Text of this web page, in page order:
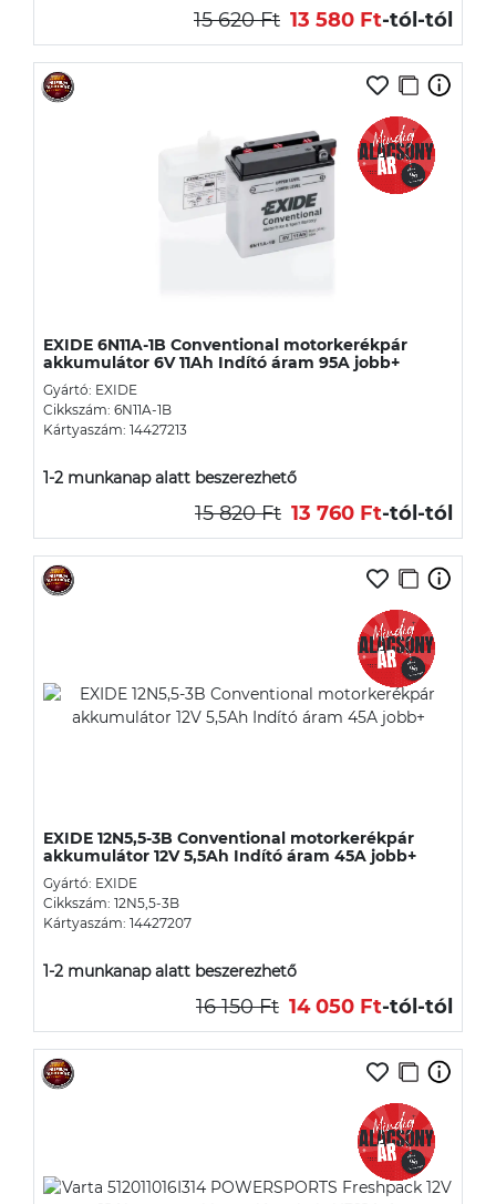
15 620 Ft 13 580 Ft-tól-tól
EXIDE 6N11A-1B Conventional motorkerékpár
akkumulátor 6V 11Ah Indító áram 95A jobb+
Gyártó: EXIDE
Cikkszám: 6N11A-1B
Kártyaszám: 14427213
1-2 munkanap alatt beszerezhető
15 820 Ft 13 760 Ft-tól-tól
EXIDE 12N5,5-3B Conventional motorkerékpár
akkumulátor 12V 5,5Ah Indító áram 45A jobb+
Gyártó: EXIDE
Cikkszám: 12N5,5-3B
Kártyaszám: 14427207
1-2 munkanap alatt beszerezhető
16 150 Ft 14 050 Ft-tól-tól